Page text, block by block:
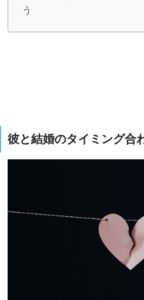
う
彼と結婚のタイミング合